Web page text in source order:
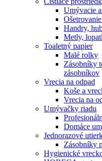
Umývacie
Handry,
Metly,
Toaletný papier
Malé rolky
Zásobníky
zásobníkov
Vrecia na odpad
Koše a
Vrecia na
Umývačky riadu
Domáce
Jednorazové
Zásobníky
Hygienické